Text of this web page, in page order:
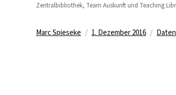
Zentralbibliothek, Team Auskunft und Teaching
Autor
Marc Spieseke
Veröffentlicht
1. Dezember 2016